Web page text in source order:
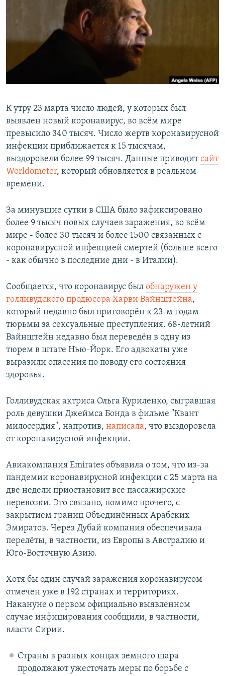
РАСПИСАНИЕ ВЕЩАНИЯ
ПОДПИШИТЕСЬ НА РАССЫЛКУ
СОЦИАЛЬНЫЕ СЕТИ
Все сайты РСЕ/РС
К утру 23 марта число людей, у которых был
выявлен новый коронавирус, во всём мире
превысило 340 тысяч. Число жертв коронавирусной
инфекции приближается к 15 тысячам,
выздоровели более 99 тысяч. Данные приводитсайт
Worldometer, который обновляется в реальном
времени.
За минувшие сутки в США было зафиксировано
более 9 тысяч новых случаев заражения, во всём
мире - более 30 тысяч и более 1500 связанных с
коронавирусной инфекцией смертей (больше всего
- как обычно в последние дни - в Италии).
Сообщается, что коронавирус был обнаружен у
голливудского продюсера Харви Вайнштейна,
который недавно был приговорён к 23-м годам
тюрьмы за сексуальные преступления. 68-летний
Вайнштейн недавно был переведён в одну из
тюрем в штате Нью-Йорк. Его адвокаты уже
выразили опасения по поводу его состояния
здоровья.
Голливудская актриса Ольга Куриленко, сыгравшая
роль девушки Джеймса Бонда в фильме "Квант
милосердия", напротив, написала, что выздоровела
от коронавирусной инфекции.
Авиакомпания Emirates объявила о том, что из-за
пандемии коронавирусной инфекции с 25 марта на
две недели приостановит все пассажирские
перевозки. Это связано, помимо прочего, с
закрытием границ Объединённых Арабских
Эмиратов. Через Дубай компания обеспечивала
перелёты, в частности, из Европы в Австралию и
Юго-Восточную Азию.
Хотя бы один случай заражения коронавирусом
отмечен уже в 192 странах и территориях.
Накануне о первом официально выявленном
случае инфицирования сообщили, в частности,
власти Сирии.
Страны в разных концах земного шара
продолжают ужесточать меры по борьбе с